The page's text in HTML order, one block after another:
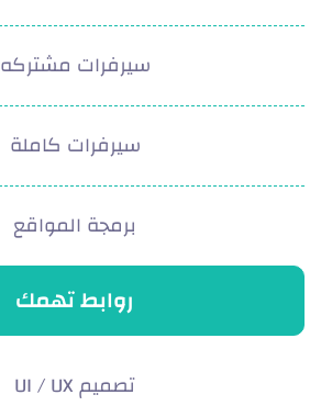
سيرفرات مشتركه
سيرفرات كاملة
برمجة المواقع
روابط تهمك
تصميم UI / UX